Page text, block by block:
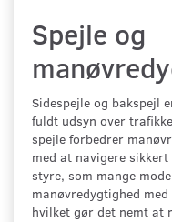
Spejle og
Sidespejle og bakspejl
fuldt udsyn over
spejle forbedrer
med at navigere
styre, som mange
manøvredygtighed
hvilket gør det nemt at